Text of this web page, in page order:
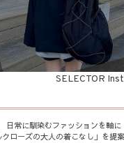
SELECTOR
日常に馴染むファッションを軸に
クローズの大人の着こなし」を提